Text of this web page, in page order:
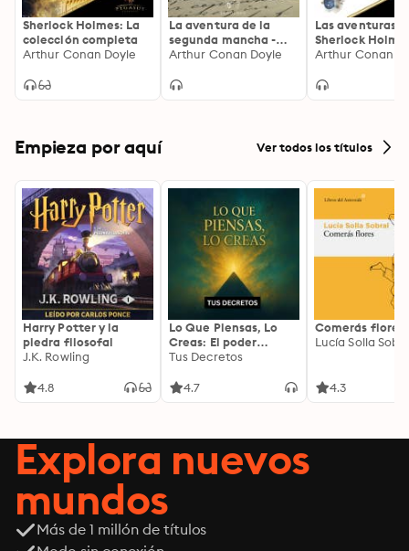
Sherlock Holmes: La
colección completa
Arthur Conan Doyle
La aventura de la
segunda mancha -
Dramatizado
Arthur Conan Doyle
Las aventuras
Sherlock
Arthur Conan
Empieza por aquí Ver todos los títulos
Harry Potter y la
piedra filosofal
J.K. Rowling
4.8
Lo Que Piensas, Lo
Creas: El poder
invisible de tus
tu energía para
Tus Decretos
4.7
Comerás flores
Lucía Solla
4.3
Explora nuevos
mundos
Más de 1 millón de títulos